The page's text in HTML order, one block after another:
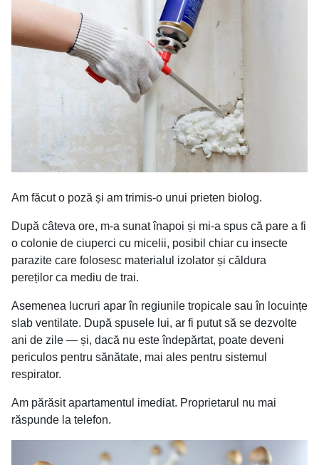
Am făcut o poză și am trimis-o unui prieten biolog.
După câteva ore, m-a sunat înapoi și mi-a spus că pare a fi
o colonie de ciuperci cu micelii, posibil chiar cu insecte
parazite care folosesc materialul izolator și căldura
pereților ca mediu de trai.
Asemenea lucruri apar în regiunile tropicale sau în locuințe
slab ventilate. După spusele lui, ar fi putut să se dezvolte
ani de zile — și, dacă nu este îndepărtat, poate deveni
periculos pentru sănătate, mai ales pentru sistemul
respirator.
Am părăsit apartamentul imediat. Proprietarul nu mai
răspunde la telefon.